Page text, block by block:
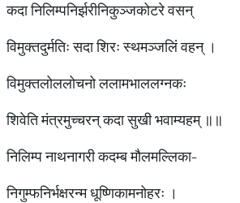
कदा निलिम्पनिर्झरीनिकुञ्जकोटरे वसन्
विमुक्तदुर्मतिः सदा शिरः स्थमञ्जलिं वहन् ।
विमुक्तलोललोचनो ललामभाललग्नकः
शिवेति मंत्रमुच्चरन् कदा सुखी भवाम्यहम् ॥॥
निलिम्प नाथनागरी कदम्ब मौलमल्लिका-
निगुम्फनिर्भक्षरन्म धूष्णिकामनोहरः ।